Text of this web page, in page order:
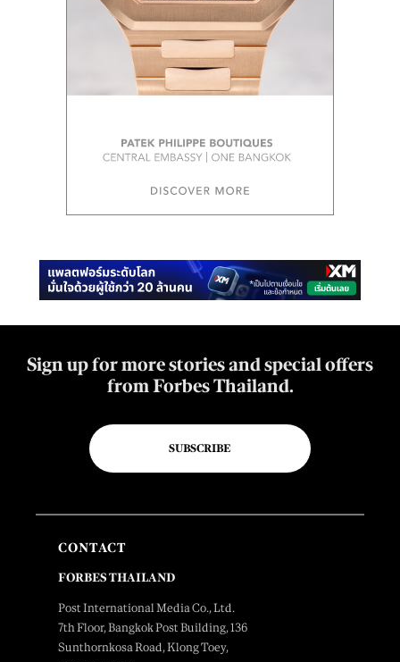
Sign up for more stories and special offers
from Forbes Thailand.
SUBSCRIBE
CONTACT
FORBES THAILAND
Post International Media Co., Ltd.
7th Floor, Bangkok Post Building, 136
Sunthornkosa Road, Klong Toey,